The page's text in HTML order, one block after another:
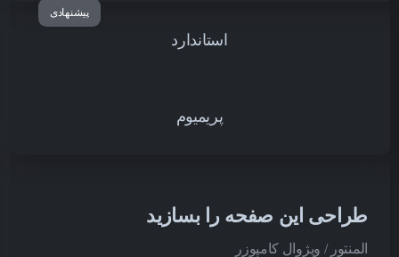
استاندارد
پریمیوم
طراحی این صفحه را بسازید
المنتور / ویژوال کامپوزر